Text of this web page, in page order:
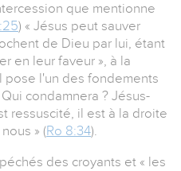
que mentionne
) « Jésus peut sauver
de Dieu par lui, étant
en leur faveur », à la
pose l'un des fondements
condamnera ? Jésus-
ressuscité, il est à la droite
» (Ro 8:34).
des croyants et « les